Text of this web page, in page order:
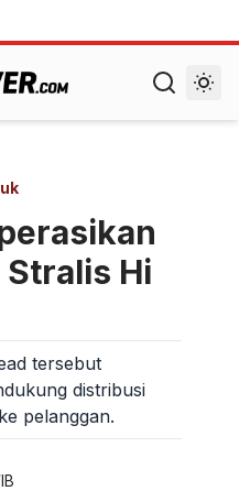
Hi
tersebut
distribusi
pelanggan.